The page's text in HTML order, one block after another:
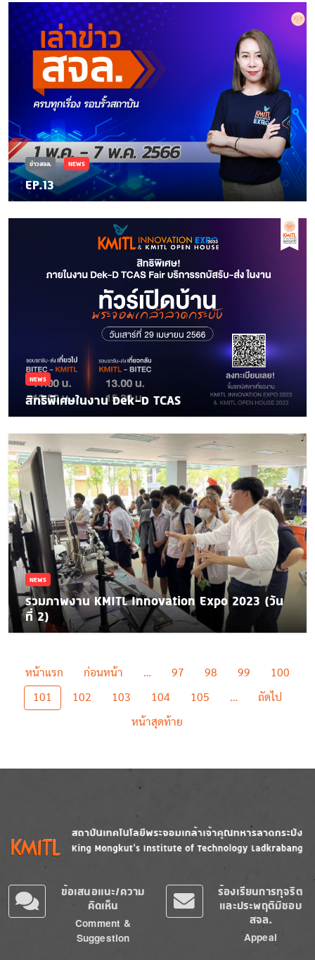
ข่าวสจล. NEWS
EP.13
NEWS
สิทธิพิเศษในงาน Dek-D TCAS
NEWS
รวมภาพงาน KMITL Innovation Expo 2023 (วัน
ที่ 2)
Pagination
หน้าแรก First page
ก่อนหน้า Previous page
… 97 98 99 100
101 102 103 104 105 … ถัดไป
หน้าสุดท้าย
Image
ข้อเสนอแนะ/ความ
คิดเห็น
Comment &
Suggestion
ร้องเรียนการทุจริต
และประพฤติมิชอบ
สจล.
Appeal